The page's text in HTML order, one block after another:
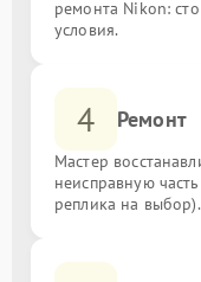
ремонта Nikon:
условия.
4 Ремонт
Мастер
неисправную
реплика на выбор).